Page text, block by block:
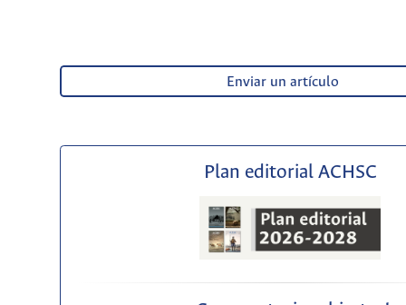
Enviar un artículo
Plan editorial ACHSC